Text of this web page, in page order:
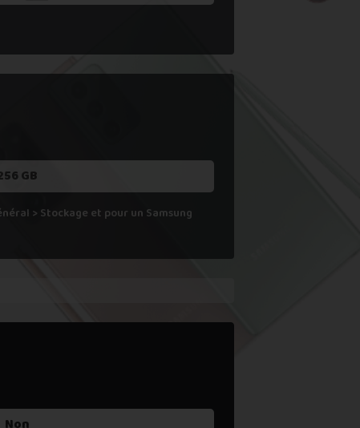
le reprenons actuellement pas.
GB
> Stockage et pour un Samsung